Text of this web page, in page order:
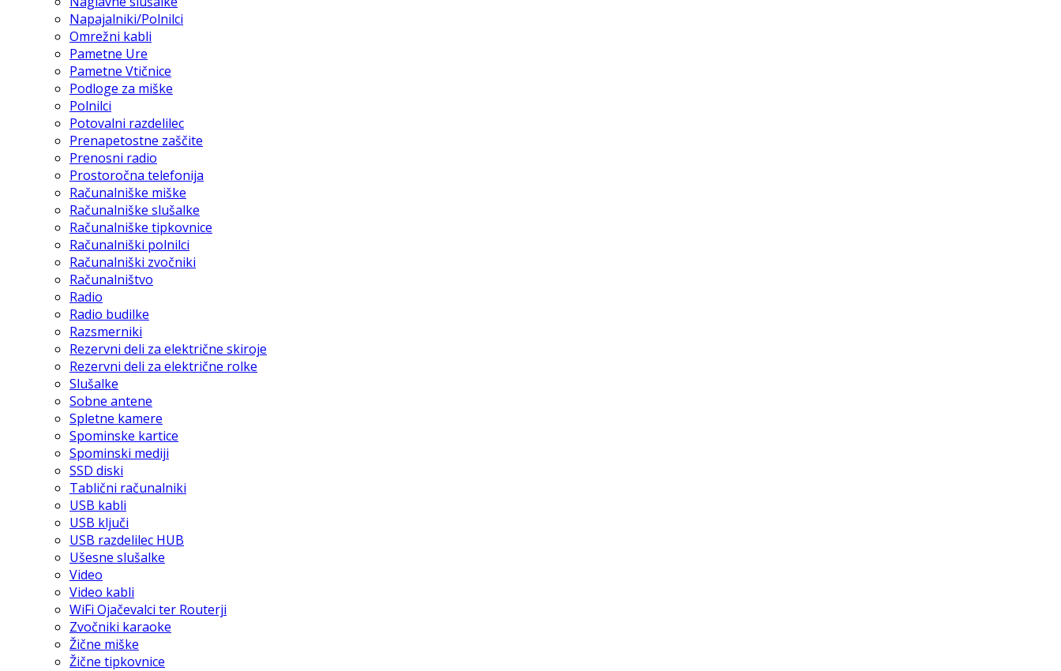
Napajalniki/Polnilci
Omrežni kabli
Pametne Ure
Pametne Vtičnice
Podloge za miške
Polnilci
Potovalni razdelilec
Prenapetostne zaščite
Prenosni radio
Prostoročna telefonija
Računalniške miške
Računalniške slušalke
Računalniške tipkovnice
Računalniški polnilci
Računalniški zvočniki
Računalništvo
Radio
Radio budilke
Razsmerniki
Rezervni deli za električne skiroje
Rezervni deli za električne rolke
Slušalke
Sobne antene
Spletne kamere
Spominske kartice
Spominski mediji
SSD diski
Tablični računalniki
USB kabli
USB ključi
USB razdelilec HUB
Ušesne slušalke
Video
Video kabli
WiFi Ojačevalci ter Routerji
Zvočniki karaoke
Žične miške
Žične tipkovnice